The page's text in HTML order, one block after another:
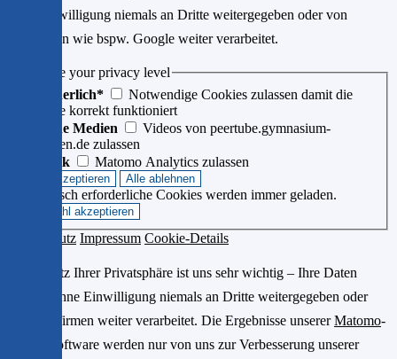
ohne Einwilligung niemals an Dritte weitergegeben oder von
Drittfirmen wie bspw. Google weiter verarbeitet.
Choose your privacy level
Erforderlich*
Notwendige Cookies zulassen damit die
Website korrekt funktioniert
Externe Medien
Videos von peertube.gymnasium-
ditzingen.de zulassen
Statistik
Matomo Analytics zulassen
Technisch erforderliche Cookies werden immer geladen.
Datenschutz Impressum Cookie-Details
Der Schutz Ihrer Privatsphäre ist uns sehr wichtig – Ihre Daten
werden ohne Einwilligung niemals an Dritte weitergegeben oder
von Drittfirmen weiter verarbeitet. Die Ergebnisse unsererMatomo-
Statistiksoftware werden nur von uns zur Verbesserung unserer